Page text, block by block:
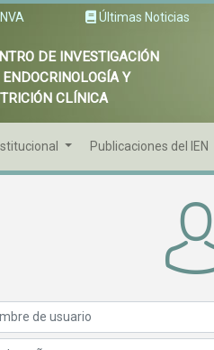
Últimas Noticias
DE INVESTIGACIÓN
ENDOCRINOLOGÍA Y
CLÍNICA
Publicaciones del IEN